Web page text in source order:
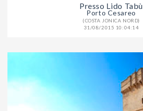
Presso Lido Tabù
Porto Cesareo
(COSTA JONICA NORD)
31/08/2015 10:04:14